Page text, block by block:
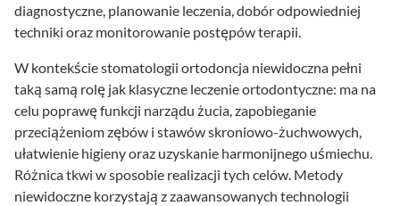
diagnostyczne, planowanie leczenia, dobór odpowiedniej
techniki oraz monitorowanie postępów terapii.
W kontekście stomatologii ortodoncja niewidoczna pełni
taką samą rolę jak klasyczne leczenie ortodontyczne: ma na
celu poprawę funkcji narządu żucia, zapobieganie
przeciążeniom zębów i stawów skroniowo-żuchwowych,
ułatwienie higieny oraz uzyskanie harmonijnego uśmiechu.
Różnica tkwi w sposobie realizacji tych celów. Metody
niewidoczne korzystają z zaawansowanych technologii